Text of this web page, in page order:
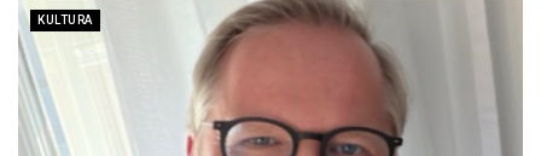
KULTURA